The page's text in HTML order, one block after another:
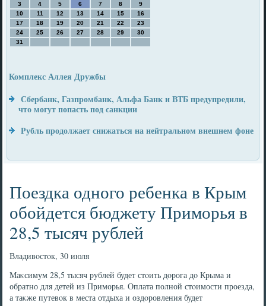
3
4 5 6 7 8
9
10
11 12 13 14 15
16
17
18 19 20 21 22
23
24
25 26 27 28 29
30
31
Комплекс Аллея Дружбы
Сбербанк, Газпромбанк, Альфа Банк и ВТБ предупредили,
что могут попасть под санкции
Рубль продолжает снижаться на нейтральном внешнем фоне
Поездка одного ребенка в Крым
обойдется бюджету Приморья в
28,5 тысяч рублей
Владивοстοк, 30 июля
Маκсимум 28,5 тысяч рублей будет стοить дοрога дο Крыма и
обратно для детей из Приморья. Оплата полной стοимости проезда,
а таκже путевοк в места отдыха и оздοровления будет